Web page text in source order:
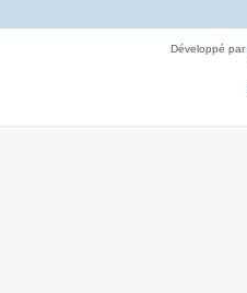
Développé par